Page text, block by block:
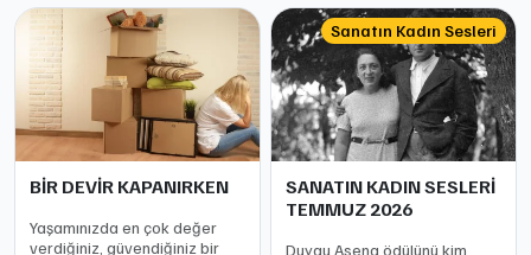
BİR DEVİR KAPANIRKEN
Yaşamınızda en çok değer
verdiğiniz, güvendiğiniz bir
Sanatın Kadın Sesleri
SANATIN KADIN SESLERİ
TEMMUZ 2026
Duygu Asena ödülünü kim